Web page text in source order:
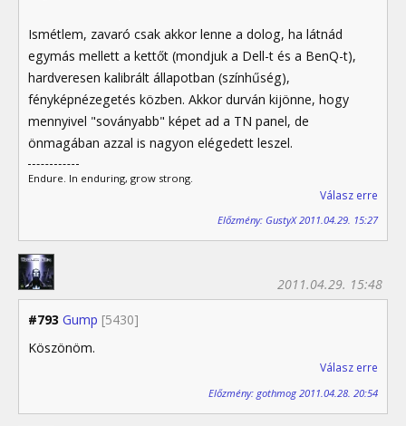
Ismétlem, zavaró csak akkor lenne a dolog, ha látnád
egymás mellett a kettőt (mondjuk a Dell-t és a BenQ-t),
hardveresen kalibrált állapotban (színhűség),
fényképnézegetés közben. Akkor durván kijönne, hogy
mennyivel "soványabb" képet ad a TN panel, de
önmagában azzal is nagyon elégedett leszel.
Endure. In enduring, grow strong.
Válasz erre
Előzmény: GustyX 2011.04.29. 15:27
#793 Gump [5430]
2011.04.29. 15:48
Köszönöm.
Válasz erre
Előzmény: gothmog 2011.04.28. 20:54